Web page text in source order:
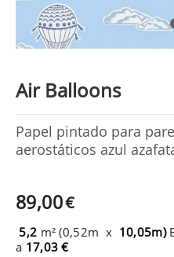
Air Balloons
Papel pintado para
aerostáticos azul
89,00€
5,2 m² (0,52m x 10,05m)
a 17,03 €